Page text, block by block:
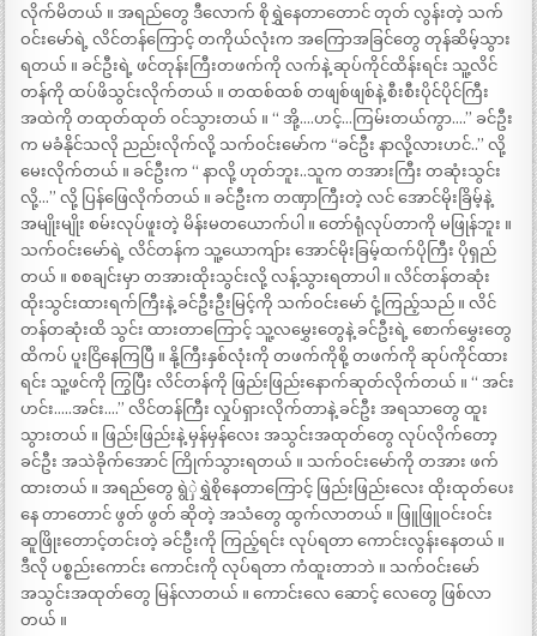
လိုက်မိတယ် ။ အရည်တွေ ဒီလောက် စိုရွှဲနေတာတောင် တုတ် လွန်းတဲ့ သက်
ဝင်းမော်ရဲ့ လိင်တန်ကြောင့် တကိုယ်လုံးက အကြောအခြင်တွေ တုန်ဆိမ့်သွား
ရတယ် ။ ခင်ဦးရဲ့ ဖင်တုန်းကြီးတဖက်ကို လက်နဲ့ ဆုပ်ကိုင်ထိန်းရင်း သူ့လိင်
တန်ကို ထပ်ဖိသွင်းလိုက်တယ် ။ တထစ်ထစ် တဖျစ်ဖျစ်နဲ့ စီးစီးပိုင်ပိုင်ကြီး
အထဲကို တထုတ်ထုတ် ဝင်သွားတယ် ။ “ အို့….ဟင့်…ကြမ်းတယ်ကွာ….” ခင်ဦး
က မခံနိုင်သလို ညည်းလိုက်လို့ သက်ဝင်းမော်က “ခင်ဦး နာလို့လားဟင်..” လို့
မေးလိုက်တယ် ။ ခင်ဦးက “ နာလို့ ဟုတ်ဘူး..သူက တအားကြီး တဆုံးသွင်း
လို့…” လို့ ပြန်ဖြေလိုက်တယ် ။ ခင်ဦးက တဏှာကြီးတဲ့ လင် အောင်မိုးခြိမ့်နဲ့
အမျိုးမျိုး စမ်းလုပ်ဖူးတဲ့ မိန်းမတယောက်ပါ ။ တော်ရုံလုပ်တာကို မဖြုန်ဘူး ။
သက်ဝင်းမော်ရဲ့ လိင်တန်က သူ့ယောကျ်ား အောင်မိုးခြမ့်ထက်ပိုကြီး ပိုရှည်
တယ် ။ စစချင်းမှာ တအားထိုးသွင်းလို့ လန့်သွားရတာပါ ။ လိင်တန်တဆုံး
ထိုးသွင်းထားရက်ကြီးနဲ့ ခင်ဦးဦးမြင့်ကို သက်ဝင်းမော် ငုံ့ကြည့်သည် ။ လိင်
တန်တဆုံးထိ သွင်း ထားတာကြောင့် သူ့လမွှေးတွေနဲ့ ခင်ဦးရဲ့ စောက်မွှေးတွေ
ထိကပ် ပူးငြိနေကြပြီ ။ နို့ကြီးနှစ်လုံးကို တဖက်ကိုစို့ တဖက်ကို ဆုပ်ကိုင်ထား
ရင်း သူ့ဖင်ကို ကြွပြီး လိင်တန်ကို ဖြည်းဖြည်းနောက်ဆုတ်လိုက်တယ် ။ “ အင်း
ဟင်း…..အင်း….” လိင်တန်ကြီး လှုပ်ရှားလိုက်တာနဲ့ ခင်ဦး အရသာတွေ ထူး
သွားတယ် ။ ဖြည်းဖြည်းနဲ့ မှန်မှန်လေး အသွင်းအထုတ်တွေ လုပ်လိုက်တော့
ခင်ဦး အသဲခိုက်အောင် ကြိုက်သွားရတယ် ။ သက်ဝင်းမော်ကို တအား ဖက်
ထားတယ် ။ အရည်တွေ ရွဲှဲရွှဲစိုနေတာကြောင့် ဖြည်းဖြည်းလေး ထိုးထုတ်ပေး
နေ တာတောင် ဖွတ် ဖွတ် ဆိုတဲ့ အသံတွေ ထွက်လာတယ် ။ ဖြူဖြူဝင်းဝင်း
ဆူဖြိုးတောင့်တင်းတဲ့ ခင်ဦးကို ကြည့်ရင်း လုပ်ရတာ ကောင်းလွန်းနေတယ် ။
ဒီလို ပစ္စည်းကောင်း ကောင်းကို လုပ်ရတာ ကံထူးတာဘဲ ။ သက်ဝင်းမော်
အသွင်းအထုတ်တွေ မြန်လာတယ် ။ ကောင်းလေ ဆောင့် လေတွေ ဖြစ်လာ
တယ် ။